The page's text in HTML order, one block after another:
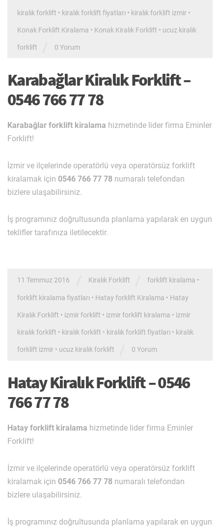
kiralık forklift • kiralık forklift fiyatları • kiralık forklift izmir •
Konak Forklift Kiralama • Konak Kiralık Forklift • ucuz kiralık
forklift 0 Yorum
Karabağlar Kiralık Forklift –
0546 766 77 78
Karabağlar forklift kiralama hizmetinde lider firma Eminler
Forklift!
İzmir ve ilçelerinde operatörlü veya operatörsüz forklift
kiralamak için 0546 766 77 78 numaralı telefondan
bizlere ulaşabilirsiniz.
İş programınız doğrultusunda planlama yapılarak en uygun
teklifler tarafınıza iletilecektir.
11 Temmuz 2016 Kiralık Forklift forklift kiralama •
forklift kiralama fiyatları • Hatay forklift Kiralama • Hatay
Kiralık Forklift • izmir forklift • izmir forklift kiralama • izmir
kiralık forklift • kiralık forklift • kiralık forklift fiyatları • kiralık
forklift izmir • ucuz kiralık forklift 0 Yorum
Hatay Kiralık Forklift – 0546
766 77 78
Hatay forklift kiralama hizmetinde lider firma Eminler
Forklift!
İzmir ve ilçelerinde operatörlü veya operatörsüz forklift
kiralamak için 0546 766 77 78 numaralı telefondan
bizlere ulaşabilirsiniz.
İş programınız doğrultusunda planlama yapılarak en uygun